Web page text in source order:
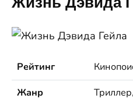
Рейтинг
Жанр